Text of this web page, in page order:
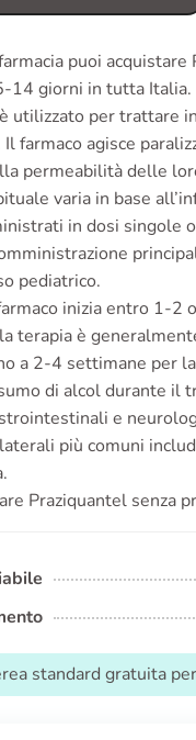
puoi acquistare
14 giorni in tutta
utilizzato per trattare
farmaco agisce
permeabilità delle
varia in base
in dosi singole
pediatrico.
inizia entro 1-2
terapia è
a 2-4 settimane per
di alcol durante
e
più comuni
Praziquantel senza
standard gratuita